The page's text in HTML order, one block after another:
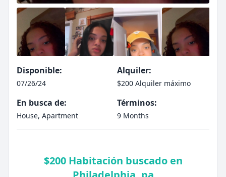
Disponible:
07/26/24
Alquiler:
$200 Alquiler máximo
En busca de:
House, Apartment
Términos:
9 Months
$200 Habitación buscado en